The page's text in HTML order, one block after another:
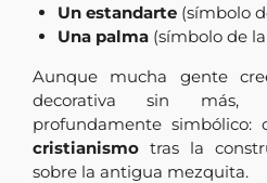
Un estandarte(símbolo
Una palma(símbolo de
Aunque mucha gente
decorativa sin más,
profundamente simbólico:
cristianismo tras la
sobre la antigua mezquita.